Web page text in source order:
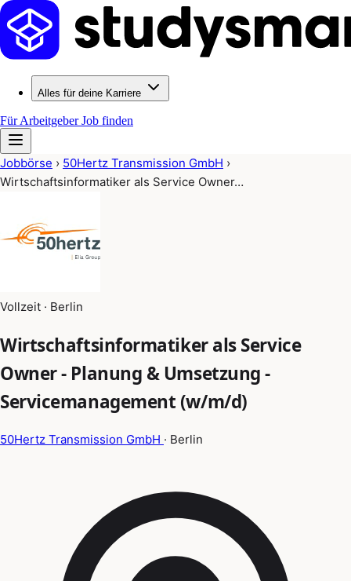
Alles für deine Karriere
Für ArbeitgeberJob finden
Jobbörse › 50Hertz Transmission GmbH ›
Wirtschaftsinformatiker als Service Owner…
Vollzeit · Berlin
Wirtschaftsinformatiker als Service
Owner - Planung & Umsetzung -
Servicemanagement (w/m/d)
50Hertz Transmission GmbH · Berlin